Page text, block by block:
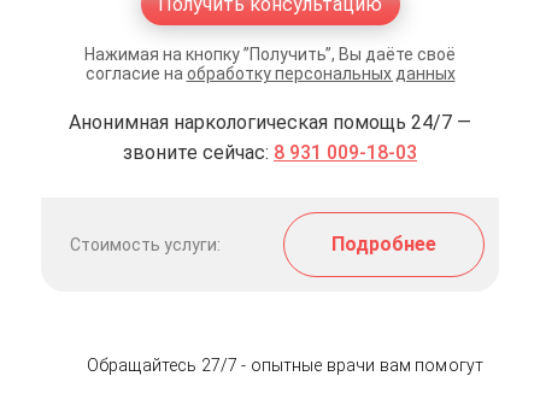
Нажимая на кнопку ”Получить”, Вы даёте своё
согласие на обработку персональных данных
Анонимная наркологическая помощь 24/7 —
звоните сейчас: 8 931 009-18-03
Стоимость услуги: Подробнее
Обращайтесь 27/7 - опытные врачи вам помогут